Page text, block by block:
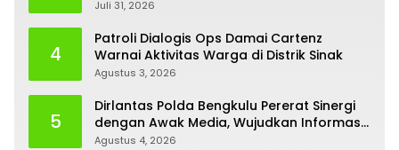
Kadivhubinter
Juli 31, 2026
4
Patroli Dialogis Ops Damai Cartenz
Warnai Aktivitas Warga di Distrik Sinak
Agustus 3, 2026
5
Dirlantas Polda Bengkulu Pererat Sinergi
dengan Awak Media, Wujudkan Informasi
yang Edukatif dan Berkualitas
Agustus 4, 2026